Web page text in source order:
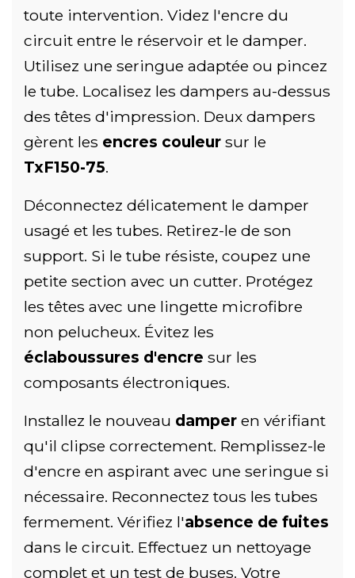
toute intervention. Videz l'encre du
circuit entre le réservoir et le damper.
Utilisez une seringue adaptée ou pincez
le tube. Localisez les dampers au-dessus
des têtes d'impression. Deux dampers
gèrent les encres couleur sur le
TxF150-75.
Déconnectez délicatement le damper
usagé et les tubes. Retirez-le de son
support. Si le tube résiste, coupez une
petite section avec un cutter. Protégez
les têtes avec une lingette microfibre
non pelucheux. Évitez les
éclaboussures d'encre sur les
composants électroniques.
Installez le nouveau damper en vérifiant
qu'il clipse correctement. Remplissez-le
d'encre en aspirant avec une seringue si
nécessaire. Reconnectez tous les tubes
fermement. Vérifiez l'absence de fuites
dans le circuit. Effectuez un nettoyage
complet et un test de buses. Votre